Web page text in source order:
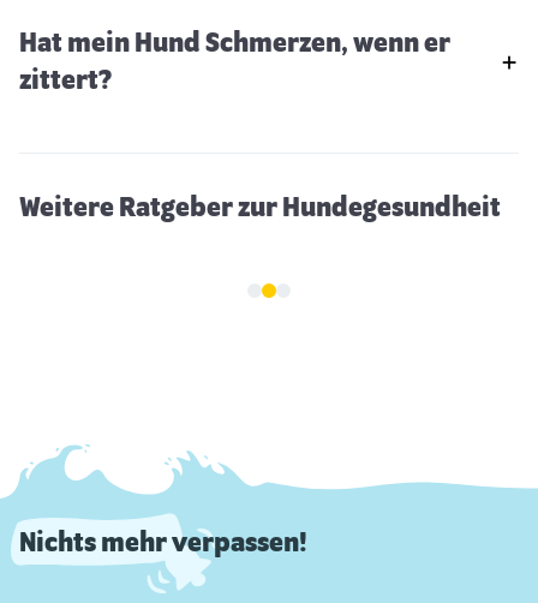
Hat mein Hund Schmerzen, wenn er
zittert?
Weitere Ratgeber zur Hundegesundheit
Haarlinge beim Hund
Nichts mehr verpassen!